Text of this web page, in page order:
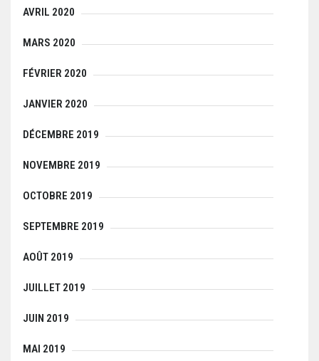
AVRIL 2020
MARS 2020
FÉVRIER 2020
JANVIER 2020
DÉCEMBRE 2019
NOVEMBRE 2019
OCTOBRE 2019
SEPTEMBRE 2019
AOÛT 2019
JUILLET 2019
JUIN 2019
MAI 2019